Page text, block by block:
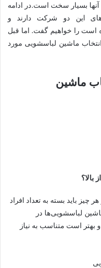
آنها بسیار سخت است.در ادامه
این دو شرکت دارند و
است را خواهیم گفت. اما قبل
انتخاب ماشین لباسشویی مورد
ماشین
بالا؟
چیز باید بسته به تعداد افراد
لباسشویی‌ها در
است متناسب به نیاز